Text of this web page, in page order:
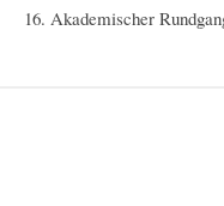
16. Akademischer